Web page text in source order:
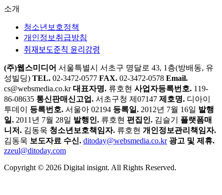
소개
청소년보호정책
개인정보취급방침
취재보도준칙 윤리강령
(주)웹스미디어 서울특별시 서초구 명달로 43, 1층(방배동, 유
성빌딩) TEL. 02-3472-0577 FAX. 02-3472-0578 Email.
cs@websmedia.co.kr 대표자명. 류호현 사업자등록번호. 119-
86-08635 통신판매신고업. 서초구청 제07147 제호명. 디아이
투데이
등록번호. 서울아 02194 등록일. 2012년 7월 16일 발행
일. 2011년 7월 28일 발행인. 류호현 편집인. 김슬기
플랫폼매
니저. 김동욱 청소년보호책임자. 류호현 개인정보관리책임자.
김동욱 보도자료 수신. ditoday@websmedia.co.kr 광고 및 제휴.
zzeul@ditoday.com
Copyright © 2026 Digital insignt. All Rights Reserved.